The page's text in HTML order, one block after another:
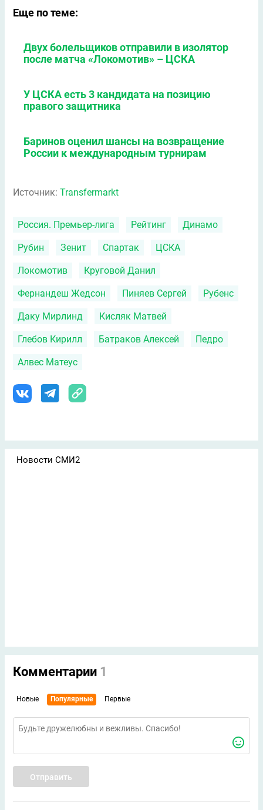
Еще по теме:
Двух болельщиков отправили в изолятор
после матча «Локомотив» – ЦСКА
У ЦСКА есть 3 кандидата на позицию
правого защитника
Баринов оценил шансы на возвращение
России к международным турнирам
Источник: Transfermarkt
Россия. Премьер-лига Рейтинг Динамо
Рубин Зенит Спартак ЦСКА
Локомотив Круговой Данил
Фернандеш Жедсон Пиняев Сергей Рубенс
Даку Мирлинд Кисляк Матвей
Глебов Кирилл Батраков Алексей Педро
Алвес Матеус
Новости СМИ2
Комментарии 1
Новые Популярные Первые
Отправить